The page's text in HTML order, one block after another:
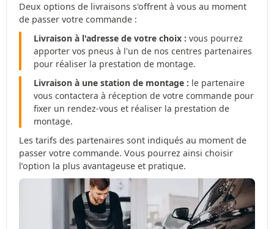
Deux options de livraisons s'offrent à vous au moment
de passer votre commande :
Livraison à l'adresse de votre choix : vous pourrez
apporter vos pneus à l'un de nos centres partenaires
pour réaliser la prestation de montage.
Livraison à une station de montage : le partenaire
vous contactera à réception de votre commande pour
fixer un rendez-vous et réaliser la prestation de
montage.
Les tarifs des partenaires sont indiqués au moment de
passer votre commande. Vous pourrez ainsi choisir
l’option la plus avantageuse et pratique.